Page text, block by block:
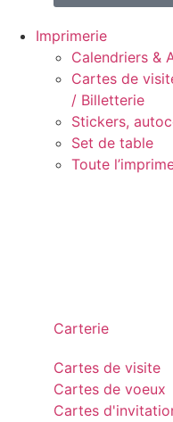
Imprimerie
Calendriers &
Cartes de
/ Billetterie
Stickers,
Set de table
Toute
Carterie
Cartes de visite
Cartes de voeux
Cartes